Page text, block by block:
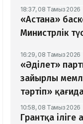
18:37, 08 Тамыз 2026
«Астана»
Министрлік
16:29, 08 Тамыз 2026
«Әділет»
зайырлы
тәртіп»
10:58, 08 Тамыз 2026
Грантқа іліге